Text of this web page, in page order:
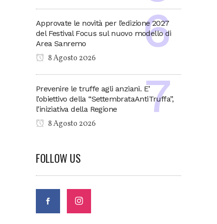
Approvate le novità per l’edizione 2027
del Festival Focus sul nuovo modello di
Area Sanremo
8 Agosto 2026
Prevenire le truffe agli anziani. E’
l’obiettivo della “SettembrataAntiTruffa”,
l’iniziativa della Regione
8 Agosto 2026
FOLLOW US